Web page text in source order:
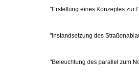
"Erstellung eines Konzeptes zur
"Instandsetzung des
"Beleuchtung des parallel zum